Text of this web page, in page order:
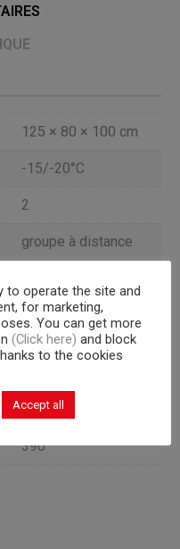
125 × 80 × 100 cm
-15/-20°C
2
groupe à distance
NÉGATIVE
80
710
390
to operate the site and
for marketing,
You can get more
(Click here) and block
to the cookies
Accept all